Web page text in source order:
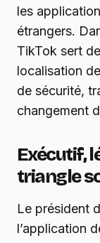
les
étrangers.
TikTok sert
localisation
de sécurité,
changement
Exécutif,
triangle
Le président
l’application